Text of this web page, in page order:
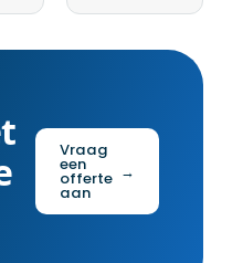
Vraag
een
offerte
aan
→